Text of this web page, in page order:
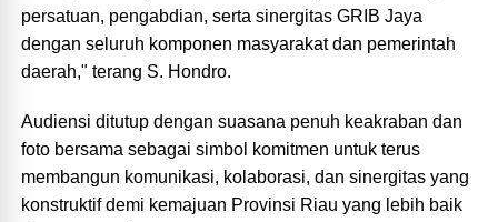
persatuan, pengabdian, serta sinergitas GRIB Jaya
dengan seluruh komponen masyarakat dan pemerintah
daerah," terang S. Hondro.
Audiensi ditutup dengan suasana penuh keakraban dan
foto bersama sebagai simbol komitmen untuk terus
membangun komunikasi, kolaborasi, dan sinergitas yang
konstruktif demi kemajuan Provinsi Riau yang lebih baik